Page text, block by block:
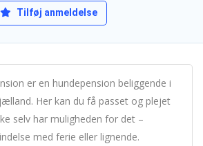
Tilføj anmeldelse
er en hundepension beliggende i
Her kan du få passet og plejet
selv har muligheden for det –
med ferie eller lignende.